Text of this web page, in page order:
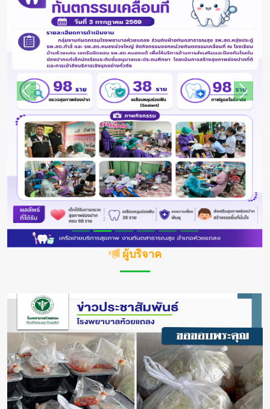
Previous Next
ผู้บริจาค